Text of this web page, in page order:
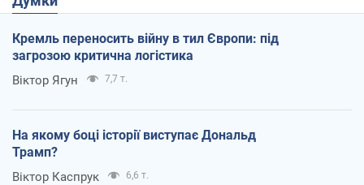
Кремль переносить війну в тил Європи: під
загрозою критична логістика
Віктор Ягун 7,7 т.
На якому боці історії виступає Дональд
Трамп?
Віктор Каспрук 6,6 т.